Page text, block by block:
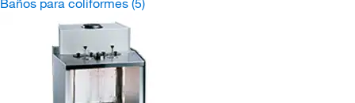
Baños para coliformes (5)